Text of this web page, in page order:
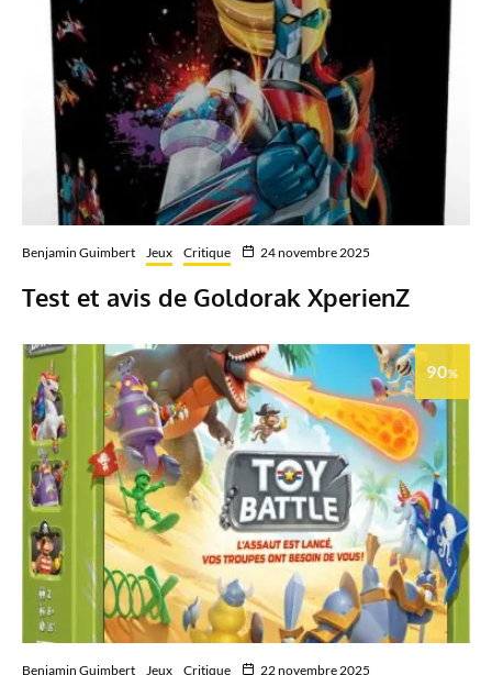
Benjamin Guimbert Jeux Critique 24 novembre 2025
Test et avis de Goldorak XperienZ
90%
Benjamin Guimbert Jeux Critique 22 novembre 2025